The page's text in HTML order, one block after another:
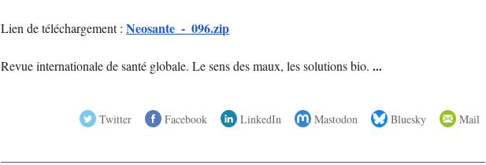
Lien de téléchargement :Neosante_-_096.zip
Revue internationale de santé globale. Le sens des maux, les solutions bio....
Twitter Facebook LinkedIn Mastodon Bluesky Mail